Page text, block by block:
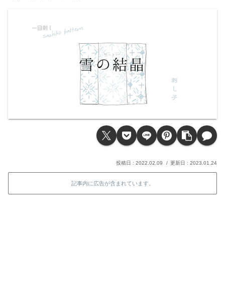
2022.02.09 2023.01.24
記事内に広告が含まれています。